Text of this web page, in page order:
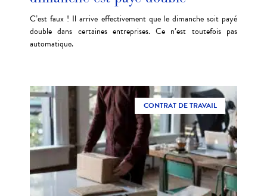
C’est faux ! Il arrive effectivement que le dimanche soit payé
double dans certaines entreprises. Ce n’est toutefois pas
automatique.
CONTRAT DE TRAVAIL